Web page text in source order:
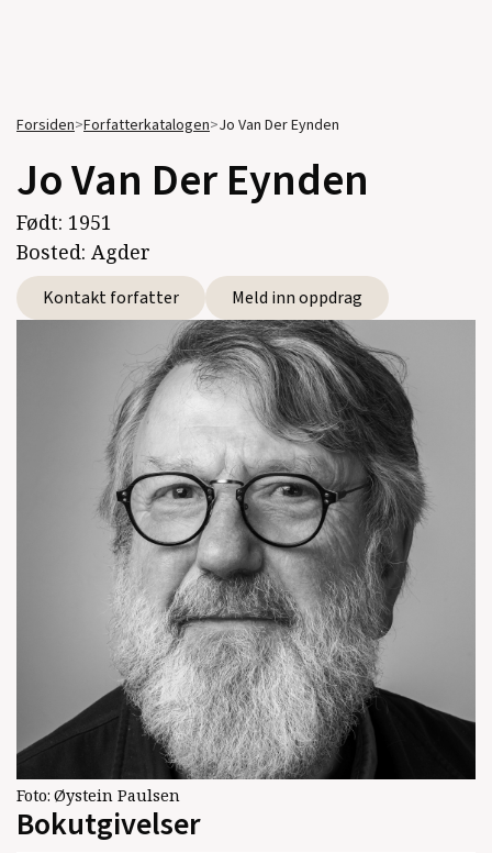
Forsiden>Forfatterkatalogen>Jo Van Der Eynden
Jo Van Der Eynden
Født: 1951
Bosted: Agder
Kontakt forfatter Meld inn oppdrag
Foto: Øystein Paulsen
Bokutgivelser